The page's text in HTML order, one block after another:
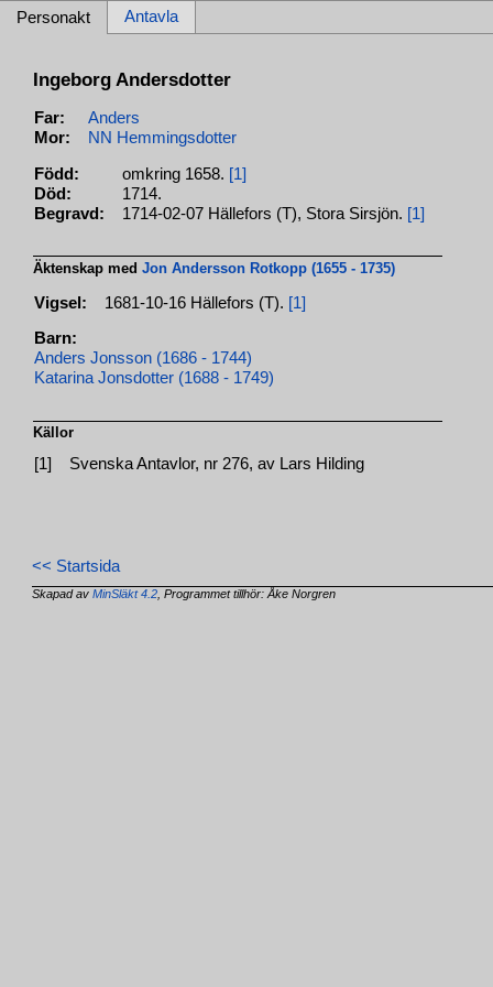
Personakt Antavla
Ingeborg Andersdotter
Far:
Anders
Mor:
NN Hemmingsdotter
Född: omkring 1658. [1]
Död:
1714.
Begravd:
1714-02-07 Hällefors (T), Stora Sirsjön. [1]
Äktenskap medJon Andersson Rotkopp (1655 - 1735)
Vigsel: 1681-10-16 Hällefors (T). [1]
Barn:
Anders Jonsson (1686 - 1744)
Katarina Jonsdotter (1688 - 1749)
Källor
[1] Svenska Antavlor, nr 276, av Lars Hilding
<< Startsida
Skapad avMinSläkt 4.2 , Programmet tillhör: Åke Norgren